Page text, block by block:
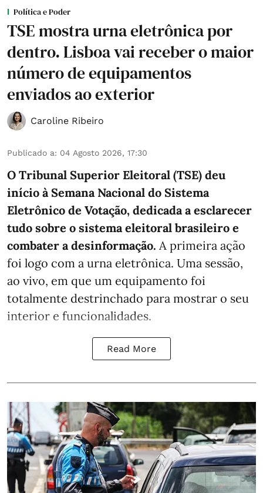
Política e Poder
TSE mostra urna eletrônica por
dentro. Lisboa vai receber o maior
número de equipamentos
enviados ao exterior
Caroline Ribeiro
Publicado a: 04 Agosto 2026, 17:30
O Tribunal Superior Eleitoral (TSE) deu
início à Semana Nacional do Sistema
Eletrônico de Votação, dedicada a esclarecer
tudo sobre o sistema eleitoral brasileiro e
combater a desinformação. A primeira ação
foi logo com a urna eletrônica. Uma sessão,
ao vivo, em que um equipamento foi
totalmente destrinchado para mostrar o seu
interior e funcionalidades.
Read More